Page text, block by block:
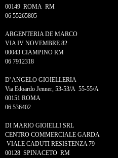
00149 ROMA RM
06 55265805
ARGENTERIA DE MARCO
VIA IV NOVEMBRE 82
00043 CIAMPINO RM
06 7912318
D' ANGELO GIOIELLERIA
Via Edoardo Jenner, 53-53/A 55-55/A
00151 ROMA
06 536402
DI MARIO GIOIELLI SRL
CENTRO COMMERCIALE GARDA
VIALE CADUTI RESISTENZA 79
00128 SPINACETO RM